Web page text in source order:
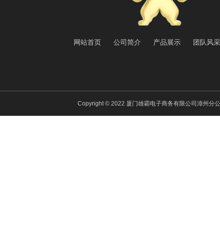
网站首页 公司简介 产品展示 团队风采
Copyright © 2022 厦门雄霸电子商务有限公司漳州分